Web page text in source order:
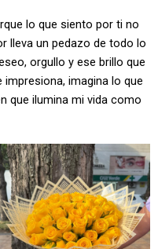
lo que siento por ti no
lleva un pedazo de todo lo
orgullo y ese brillo que
imagina lo que
que ilumina mi vida como